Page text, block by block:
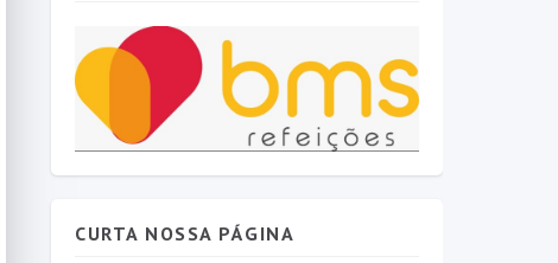
CURTA NOSSA PÁGINA